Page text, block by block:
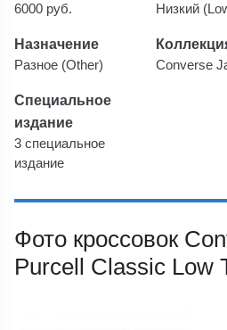
6000 руб. Низкий
Назначение
Разное (Other) Converse
Специальное
издание
3 специальное
издание
Фото кроссовок
Purcell Classic Low